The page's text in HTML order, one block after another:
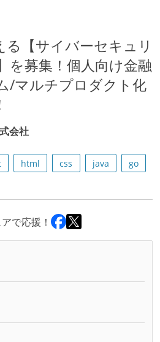
る【サイバーセキュリ
を募集！個人向け金融
/マルチプロダクト化
会社
html css java
go
で応援！